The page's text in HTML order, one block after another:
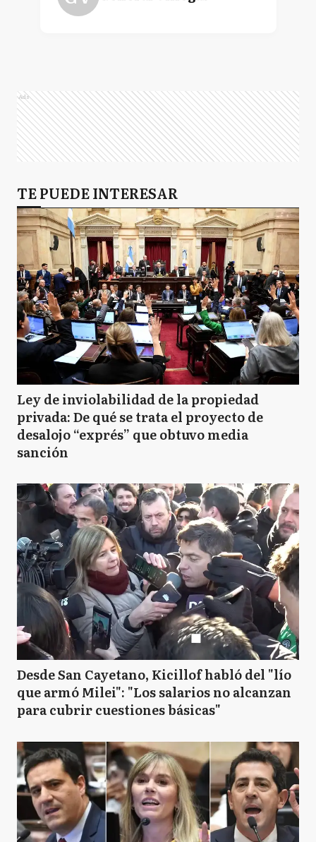
Ads
TE PUEDE INTERESAR
Ley de inviolabilidad de la propiedad
privada: De qué se trata el proyecto de
desalojo “exprés” que obtuvo media
sanción
Desde San Cayetano, Kicillof habló del "lío
que armó Milei": "Los salarios no alcanzan
para cubrir cuestiones básicas"